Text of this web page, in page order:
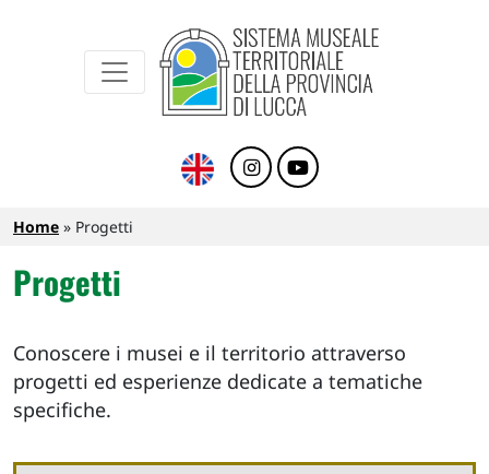
Sistema Museale Territoriale della
Briciole di pane
Home Progetti
Progetti
Conoscere i musei e il territorio attraverso
progetti ed esperienze dedicate a tematiche
specifiche.